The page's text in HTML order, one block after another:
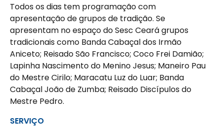
Todos os dias tem programação com
apresentação de grupos de tradição. Se
apresentam no espaço do Sesc Ceará grupos
tradicionais como Banda Cabaçal dos Irmão
Aniceto; Reisado São Francisco; Coco Frei Damião;
Lapinha Nascimento do Menino Jesus; Maneiro Pau
do Mestre Cirilo; Maracatu Luz do Luar; Banda
Cabaçal João de Zumba; Reisado Discípulos do
Mestre Pedro.
SERVIÇO